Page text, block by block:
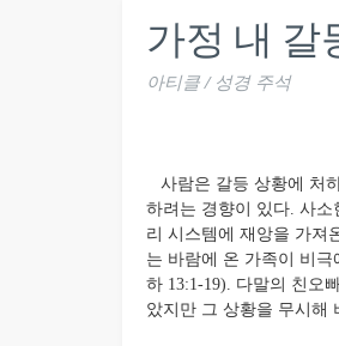
가정 내 갈
아티클 / 성경 주석
사람은 갈등 상황에 처
하려는 경향이 있다. 사
리 시스템에 재앙을 가져
는 바람에 온 가족이 비
하 13:1-19). 다말의 친오
았지만 그 상황을 무시해